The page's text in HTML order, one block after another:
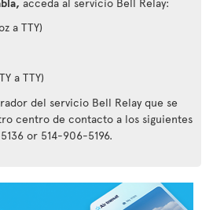
a TTY)
a TTY)
del servicio Bell Relay que se
centro de contacto a los siguientes
or 514-906-5196.